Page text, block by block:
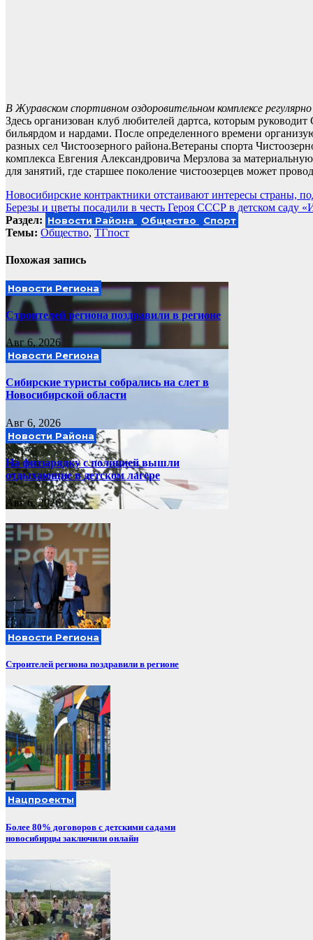
В Журавском спортивном оздоровительном комплексе
Здесь организован клуб любителей дартса, которым
бильярдом и нардами. После определенного времени
разных сел Чистоозерного района.Ветераны спорта
комплекса Евгения Александровича Мерзлова за
для занятий, где старшее поколение чистоозерцев может
Навигация
по
записям
Новосибирские контрактники отстаивают интересы страны,
Березы и цветы посадили в честь Героя СССР в детском саду
Раздел: Новости Района Общество Спорт
Темы: Общество, ТГпост
Похожая запись
Новости Региона
Строителей региона поздравили в регионе
Авг 6, 2026
Новости Региона
Сибирские туристы собрались на слет в
Новосибирской области
Авг 6, 2026
Новости Района
На физзарядку с полицией вышли
отдыхающие в детском лагере
Авг 6, 2026
Новости Региона
Строителей региона поздравили в регионе
Нацпроекты
Более 80% договоров с детскими садами
новосибирцы заключили онлайн